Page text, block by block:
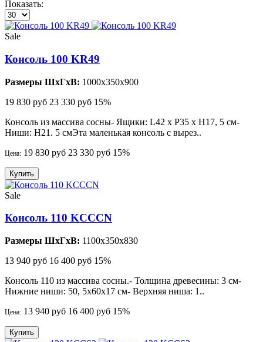
Показать:
Sale
Консоль 100 KR49
Размеры ШхГхВ: 1000x350x900
19 830 руб 23 330 руб 15%
Консоль из массива сосны- Ящики: L42 x P35 x H17, 5 см-
Ниши: H21. 5 смЭта маленькая консоль с вырез..
Цена: 19 830 руб 23 330 руб 15%
Купить
Sale
Консоль 110 KCCCN
Размеры ШхГхВ: 1100x350x830
13 940 руб 16 400 руб 15%
Консоль 110 из массива сосны.- Толщина древесины: 3 см-
Нижние ниши: 50, 5x60x17 см- Верхняя ниша: 1..
Цена: 13 940 руб 16 400 руб 15%
Купить